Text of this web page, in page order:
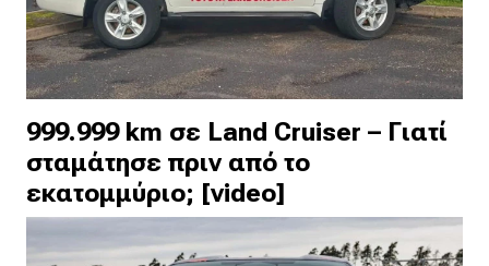
999.999 km σε Land Cruiser – Γιατί
σταμάτησε πριν από το
εκατομμύριο; [video]